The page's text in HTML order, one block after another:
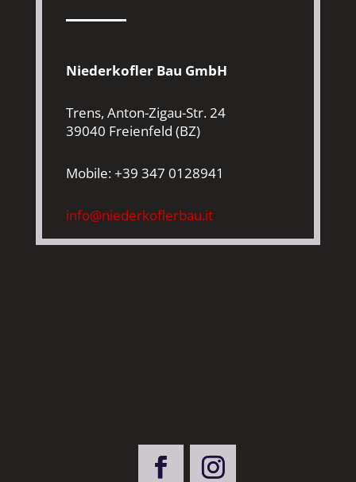
Niederkofler Bau GmbH
Trens, Anton-Zigau-Str. 24
39040 Freienfeld (BZ)
Mobile: +39 347 0128941‬
info@niederkoflerbau.it